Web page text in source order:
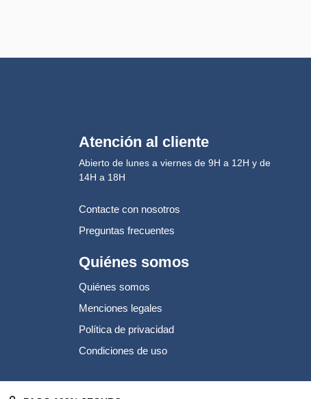
Atención al cliente
Abierto de lunes a viernes de 9H a 12H y de
14H a 18H
Contacte con nosotros
Preguntas frecuentes
Quiénes somos
Quiénes somos
Menciones legales
Política de privacidad
Condiciones de uso